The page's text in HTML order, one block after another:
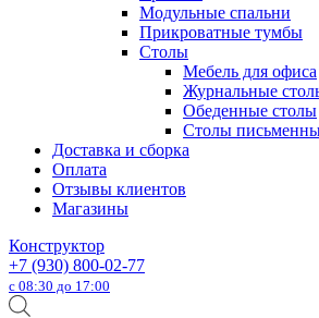
Модульные спальни
Прикроватные тумбы
Столы
Мебель для офиса
Журнальные
Обеденные столы
Столы
Доставка и сборка
Оплата
Отзывы клиентов
Магазины
Конструктор
+7 (930) 800-02-77
с 08:30 до 17:00